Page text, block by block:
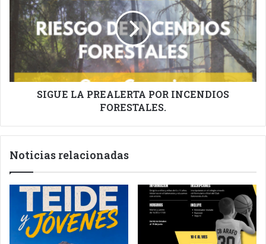
PREALERTA
POR
INCENDIOS
FORESTALES.
SIGUE LA PREALERTA POR INCENDIOS
FORESTALES.
Noticias relacionadas